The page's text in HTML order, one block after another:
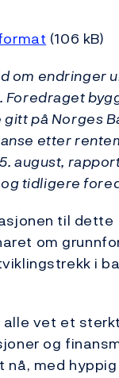
(106 kB)
om endringer
på Norges
etter
august,
tidligere
til dette
om
i
alle vet et
og
nå, med